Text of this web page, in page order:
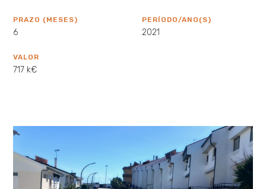
PRAZO (MESES)
6
PERÍODO/ANO(S)
2021
VALOR
717 k€